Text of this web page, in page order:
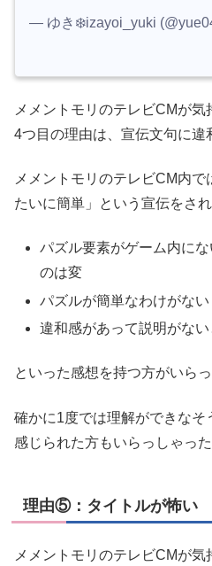
— ゆき❄️izayoi_yuki
メメントモリのテレビCMが
4つ目の理由は、宣伝文句に違
メメントモリのテレビCM内
たいに簡単」という宣伝をされ
パズル要素がゲーム内に
のは変
パズルが簡単なわけがない
違和感があって説明がな
といった感想を持つ方がいら
確かに1度では理解ができなそ
感じられた方もいらっしゃっ
理由⑤：タイトルが怖い
メメントモリのテレビCMが